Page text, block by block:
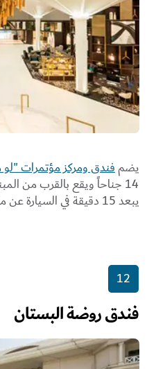
يضمفندق ومركز مؤتمرات "لو
يبعد 15 دقيقة في السيارة عن مركز دبي الدولي
12
فندق روضة البستان